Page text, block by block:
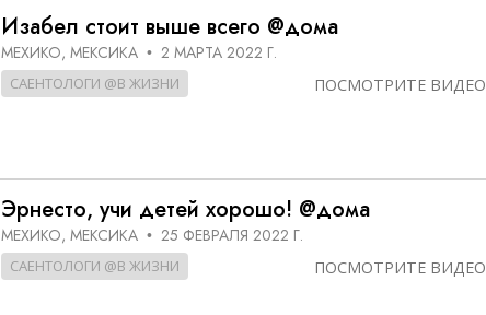
Изабел стоит выше всего @дома
МЕХИКО, МЕКСИКА • 2 МАРТА 2022 Г.
САЕНТОЛОГИ @В ЖИЗНИ ПОСМОТРИТЕ ВИДЕО
Эрнесто, учи детей хорошо! @дома
МЕХИКО, МЕКСИКА • 25 ФЕВРАЛЯ 2022 Г.
САЕНТОЛОГИ @В ЖИЗНИ ПОСМОТРИТЕ ВИДЕО